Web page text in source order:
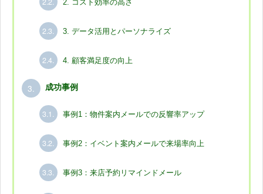
2. コスト効率の高さ
2.3. 3. データ活用とパーソナライズ
2.4. 4. 顧客満足度の向上
3. 成功事例
3.1. 事例1：物件案内メールでの反響率アップ
3.2. 事例2：イベント案内メールで来場率向上
3.3. 事例3：来店予約リマインドメール